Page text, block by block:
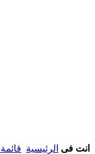
انت فى الرئيسية